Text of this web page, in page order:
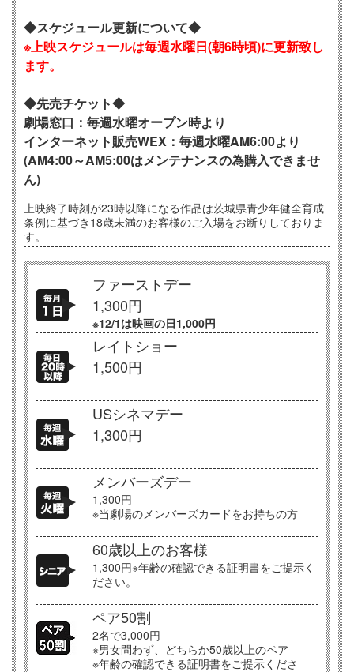
◆スケジュール更新について◆
※上映スケジュールは毎週水曜日(朝6時頃)に更新致し
ます。
◆先売チケット◆
劇場窓口：毎週水曜オープン時より
インターネット販売WEX：毎週水曜AM6:00より
(AM4:00～AM5:00はメンテナンスの為購入できませ
ん)
上映終了時刻が23時以降になる作品は茨城県青少年健全育成
条例に基づき18歳未満のお客様のご入場をお断りしておりま
す。
ファーストデー
1,300円
※12/1は映画の日1,000円
レイトショー
1,500円
USシネマデー
1,300円
メンバーズデー
1,300円
※当劇場のメンバーズカードをお持ちの方
60歳以上のお客様
1,300円※年齢の確認できる証明書をご提示く
ださい。
ペア50割
2名で3,000円
※男女問わず、どちらか50歳以上のペア
※年齢の確認できる証明書をご提示くださ